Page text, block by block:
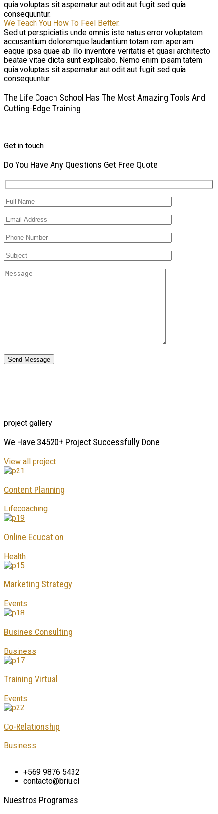
quia voluptas sit aspernatur aut odit aut fugit sed quia
consequuntur.
We Teach You How To Feel Better.
Sed ut perspiciatis unde omnis iste natus error voluptatem
accusantium doloremque laudantium totam rem aperiam
eaque ipsa quae ab illo inventore veritatis et quasi architecto
beatae vitae dicta sunt explicabo. Nemo enim ipsam tatem
quia voluptas sit aspernatur aut odit aut fugit sed quia
consequuntur.
The Life Coach School Has The Most Amazing Tools And
Cutting-Edge Training
Get in touch
DoYou Have Any Questions Get Free Quote
Send Message
project gallery
We Have 34520+ Project Successfully Done
View all project
Content Planning
Lifecoaching
Online Education
Health
Marketing Strategy
Events
Busines Consulting
Business
Training Virtual
Events
Co-Relationship
Business
+569 9876 5432
contacto@briu.cl
Nuestros Programas